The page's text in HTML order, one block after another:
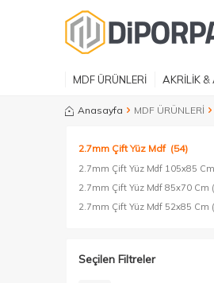
MDF ÜRÜNLERİ AKRİLİK
Anasayfa MDF ÜRÜNLERİ
2.7mm Çift Yüz Mdf (54)
2.7mm Çift Yüz Mdf 105x85 Cm
2.7mm Çift Yüz Mdf 85x70 Cm
2.7mm Çift Yüz Mdf 52x85 Cm
Seçilen Filtreler